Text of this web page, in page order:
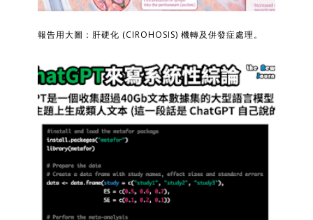
報告用大圖：肝硬化 (CIROHOSIS) 機轉及併發症處理。